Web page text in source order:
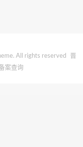
All rights reserved
晋
案查询